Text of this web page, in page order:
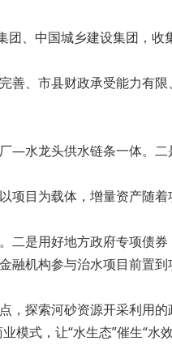
团、中国城乡建设集团，收
善、市县财政承受能力有
水龙头供水链条一体。二
项目为载体，增量资产随
二是用好地方政府专项债
机构参与治水项目前置到
，探索河砂资源开采利用
模式，让“水生态”催生“水